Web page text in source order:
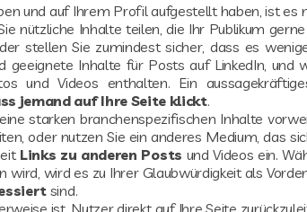
und auf Ihrem Profil aufgestellt haben, ist es
nützliche Inhalte teilen, die Ihr Publikum
stellen Sie zumindest sicher, dass es
geeignete Inhalte für Posts auf LinkedIn,
und Videos enthalten. Ein
jemand auf Ihre Seite klickt.
starken branchenspezifischen Inhalte
oder nutzen Sie ein anderes Medium, das
Links zu anderen Posts und Videos ein.
wird, wird es zu Ihrer Glaubwürdigkeit als
sind.
ist, Nutzer direkt auf Ihre Seite